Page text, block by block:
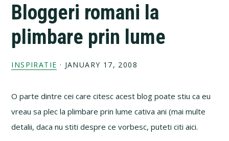
Bloggeri romani la
plimbare prin lume
INSPIRATIE · JANUARY 17, 2008
O parte dintre cei care citesc acest blog poate stiu ca eu
vreau sa plec la plimbare prin lume cativa ani (mai multe
detalii, daca nu stiti despre ce vorbesc, puteti citi aici.